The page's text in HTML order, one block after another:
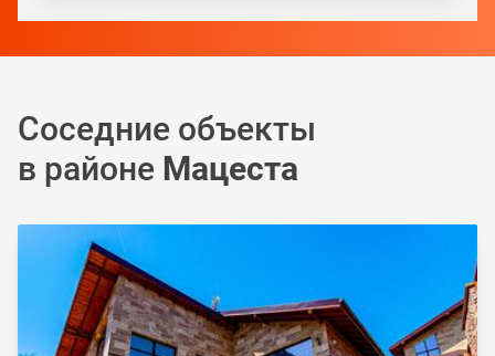
Соседние объекты
в районе Мацеста